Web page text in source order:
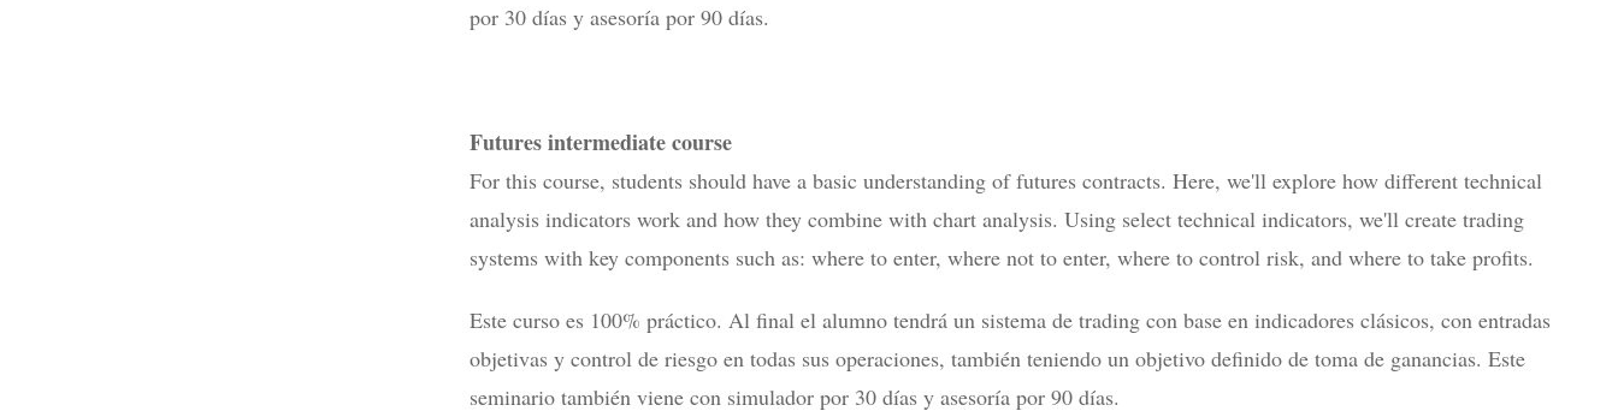
por 30 días y asesoría por 90 días.
Futures intermediate course
For this course, students should have a basic understanding of futures contracts. Here, we'll explore how different technical
analysis indicators work and how they combine with chart analysis. Using select technical indicators, we'll create trading
systems with key components such as: where to enter, where not to enter, where to control risk, and where to take profits.
Este curso es 100% práctico. Al final el alumno tendrá un sistema de trading con base en indicadores clásicos, con entradas
objetivas y control de riesgo en todas sus operaciones, también teniendo un objetivo definido de toma de ganancias. Este
seminario también viene con simulador por 30 días y asesoría por 90 días.